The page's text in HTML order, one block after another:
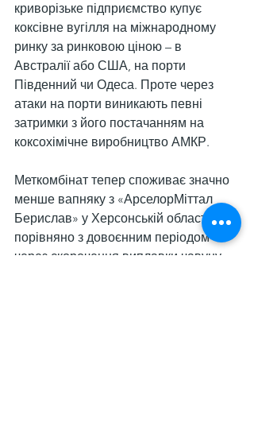
криворізьке підприємство купує
коксівне вугілля на міжнародному
ринку за ринковою ціною – в
Австралії або США, на порти
Південний чи Одеса. Проте через
атаки на порти виникають певні
затримки з його постачанням на
коксохімічне виробництво АМКР.
Меткомбінат тепер споживає значно
менше вапняку з «АрселорМіттал
Берислав» у Херсонській області
порівняно з довоєнним періодом
через скорочення виплавки чавуну